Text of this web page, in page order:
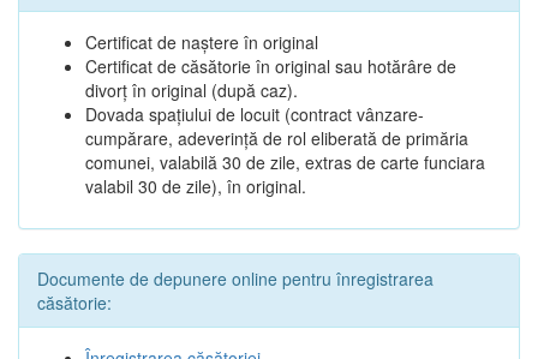
Certificat de naștere în original
Certificat de căsătorie în original sau hotărâre de
divorț în original (după caz).
Dovada spațiului de locuit (contract vânzare-
cumpărare, adeverință de rol eliberată de primăria
comunei, valabilă 30 de zile, extras de carte funciara
valabil 30 de zile), în original.
Documente de depunere online pentru înregistrarea
căsătorie: